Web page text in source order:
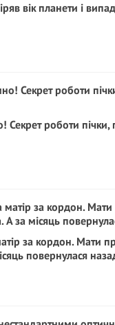
вік планети і
Секрет роботи пічки,
за кордон. Мати
повернулася